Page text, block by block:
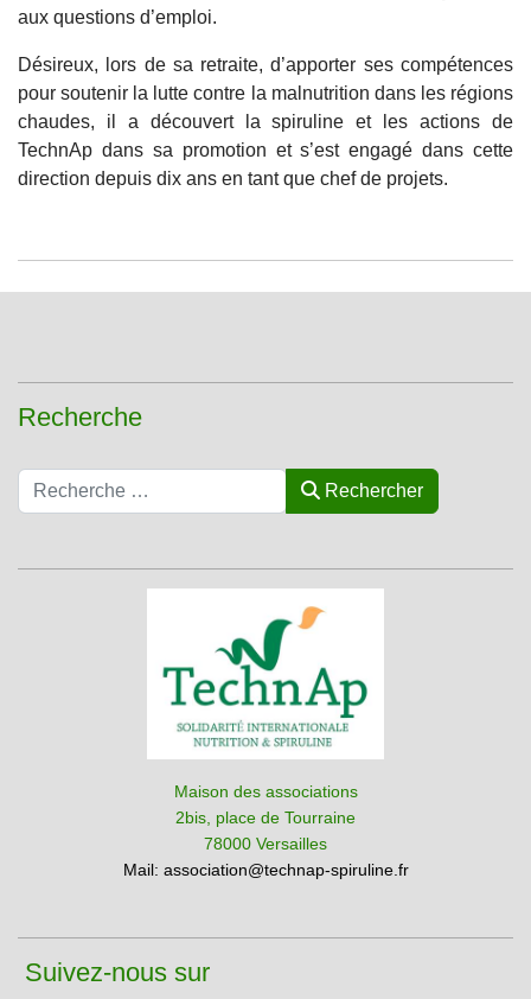
aux questions d’emploi.
Désireux, lors de sa retraite, d’apporter ses compétences
pour soutenir la lutte contre la malnutrition dans les régions
chaudes, il a découvert la spiruline et les actions de
TechnAp dans sa promotion et s’est engagé dans cette
direction depuis dix ans en tant que chef de projets.
Recherche
Rechercher Rechercher
Maison des associations
2bis, place de Tourraine
78000 Versailles
Mail: association@technap-spiruline.fr
Suivez-nous sur